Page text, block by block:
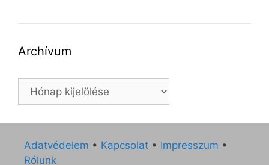
Archívum
Archívum
Adatvédelem • Kapcsolat • Impresszum •
Rólunk